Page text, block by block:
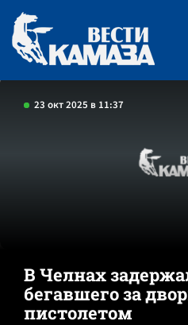
23 окт 2025 в 11:37
В Челнах
бегавшего за
пистолетом